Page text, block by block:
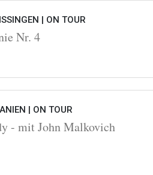
| ON TOUR
Nr. 4
| ON TOUR
- mit John Malkovich